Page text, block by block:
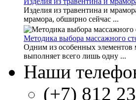
Изделия из травентина и
мрамора, обширно сейчас ...
Методика выбора массажного
Одним из особенных элементов
выполняет всего лишь одну ...
Наши
(+7) 812